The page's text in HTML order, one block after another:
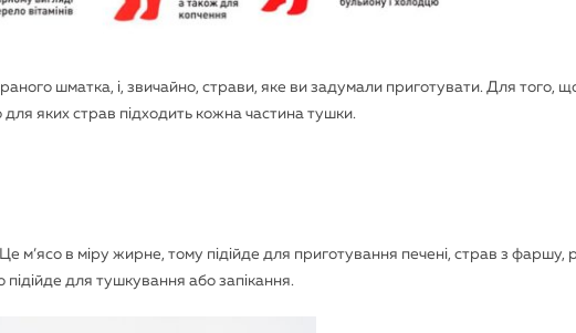
шматка, і, звичайно, страви, яке ви задумали приготувати. Для того,
яких страв підходить кожна частина тушки.
м’ясо в міру жирне, тому підійде для приготування печені, страв з фаршу,
для тушкування або запікання.